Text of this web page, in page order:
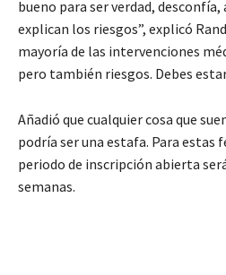
bueno para ser verdad, desconfía,
explican los riesgos”, explicó
mayoría de las intervenciones
pero también riesgos. Debes
Añadió que cualquier cosa que
podría ser una estafa. Para estas
periodo de inscripción abierta
semanas.